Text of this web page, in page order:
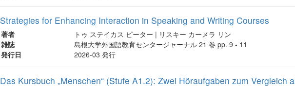
Strategies for Enhancing Interaction in Speaking and Writing Courses
著者
トゥ ステイカス ピーター | リスキー カーメラ リン
雑誌
島根大学外国語教育センタージャーナル 21 巻 pp. 9 - 11
発行日
2026-03 発行
Das Kursbuch „Menschen“ (Stufe A1.2): Zwei Höraufgaben zum Vergleich